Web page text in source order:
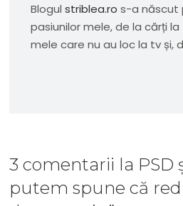
Blogulstriblea.ro s-a născut
pasiunilor mele, de la cărți
mele care nu au loc la tv și,
3 comentarii la PSD
putem spune că